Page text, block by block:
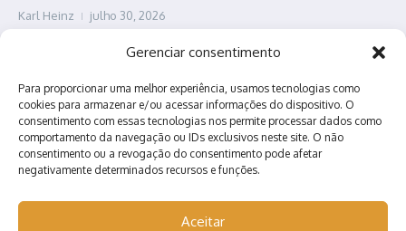
Gerenciar consentimento
Para proporcionar uma melhor experiência, usamos tecnologias como
cookies para armazenar e/ou acessar informações do dispositivo. O
consentimento com essas tecnologias nos permite processar dados como
comportamento da navegação ou IDs exclusivos neste site. O não
consentimento ou a revogação do consentimento pode afetar
negativamente determinados recursos e funções.
Aceitar
Karl Heinz julho 30, 2026
Anuncie conosco!